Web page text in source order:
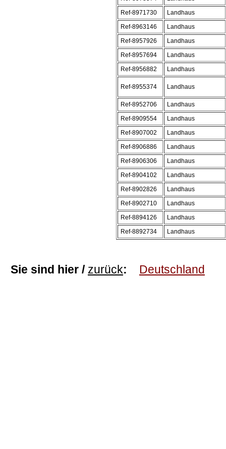
Ref-8971730
Landhaus
Ref-8963146
Landhaus
Ref-8957926
Landhaus
Ref-8957694
Landhaus
Ref-8956882
Landhaus
Ref-8955374 Landhaus
Ref-8952706
Landhaus
Ref-8909554
Landhaus
Ref-8907002
Landhaus
Ref-8906886
Landhaus
Ref-8906306
Landhaus
Ref-8904102
Landhaus
Ref-8902826
Landhaus
Ref-8902710
Landhaus
Ref-8894126
Landhaus
Ref-8892734
Landhaus
Sie sind hier / zurück: Deutschland